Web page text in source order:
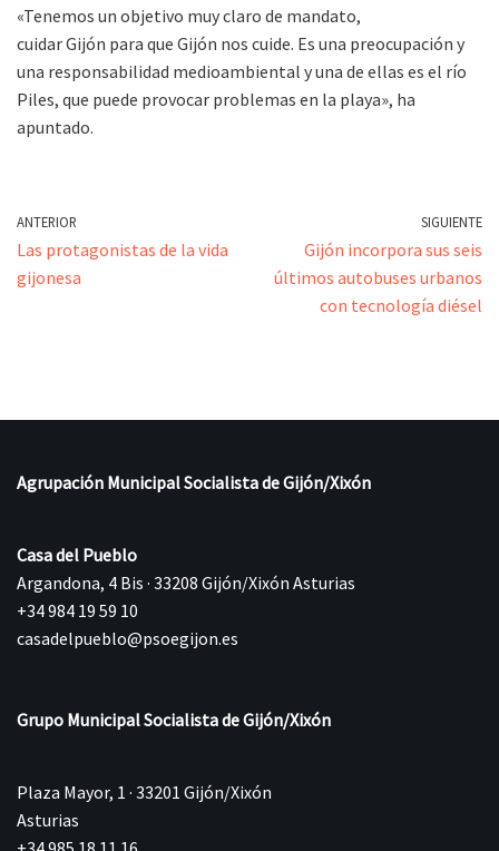
«Tenemos un objetivo muy claro de mandato,
cuidarGijón para que Gijón nos cuide. Es una preocupación y
una responsabilidad medioambiental y una de ellas es el río
Piles, que puede provocar problemas en la playa», ha
apuntado.
ANTERIOR
Las protagonistas de la vida
gijonesa
SIGUIENTE
Gijón incorpora sus seis
últimos autobuses urbanos
con tecnología diésel
Agrupación Municipal Socialista de Gijón/Xixón
Casa del Pueblo
Argandona, 4 Bis · 33208 Gijón/Xixón Asturias
+34 984 19 59 10
casadelpueblo@psoegijon.es
Grupo Municipal Socialista de Gijón/Xixón
Plaza Mayor, 1 · 33201 Gijón/Xixón
Asturias